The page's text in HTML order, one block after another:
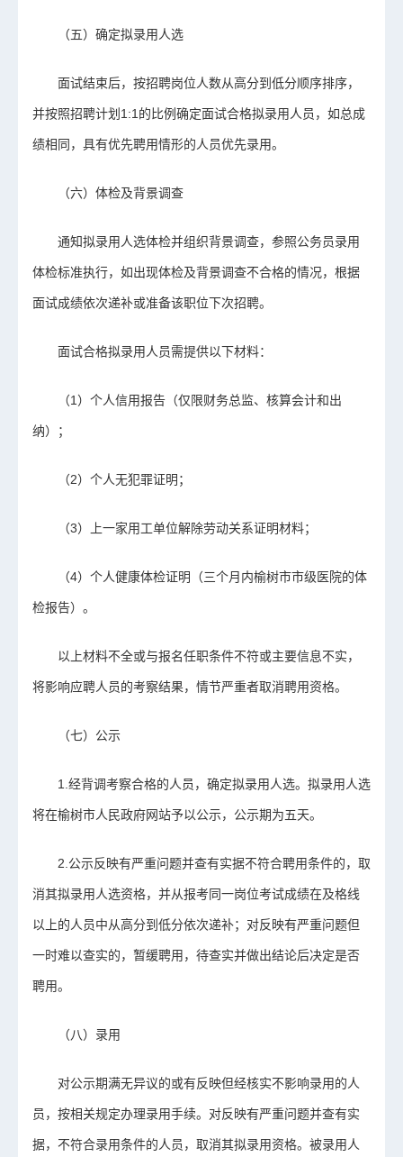
（五）确定拟录用人选
面试结束后，按招聘岗位人数从高分到低分顺序排序，
并按照招聘计划1:1的比例确定面试合格拟录用人员，如总成
绩相同，具有优先聘用情形的人员优先录用。
（六）体检及背景调查
通知拟录用人选体检并组织背景调查，参照公务员录用
体检标准执行，如出现体检及背景调查不合格的情况，根据
面试成绩依次递补或准备该职位下次招聘。
面试合格拟录用人员需提供以下材料：
（1）个人信用报告（仅限财务总监、核算会计和出
纳）；
（2）个人无犯罪证明；
（3）上一家用工单位解除劳动关系证明材料；
（4）个人健康体检证明（三个月内榆树市市级医院的体
检报告）。
以上材料不全或与报名任职条件不符或主要信息不实，
将影响应聘人员的考察结果，情节严重者取消聘用资格。
（七）公示
1.经背调考察合格的人员，确定拟录用人选。拟录用人选
将在榆树市人民政府网站予以公示，公示期为五天。
2.公示反映有严重问题并查有实据不符合聘用条件的，取
消其拟录用人选资格，并从报考同一岗位考试成绩在及格线
以上的人员中从高分到低分依次递补；对反映有严重问题但
一时难以查实的，暂缓聘用，待查实并做出结论后决定是否
聘用。
（八）录用
对公示期满无异议的或有反映但经核实不影响录用的人
员，按相关规定办理录用手续。对反映有严重问题并查有实
据，不符合录用条件的人员，取消其拟录用资格。被录用人